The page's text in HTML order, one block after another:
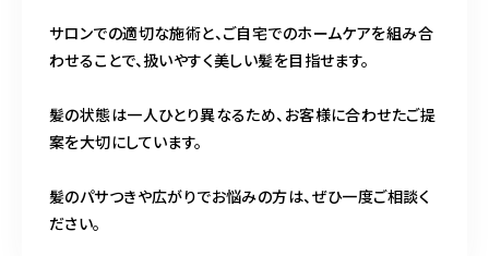
サロンでの適切な施術と、ご自宅でのホームケアを組み合
わせることで、扱いやすく美しい髪を目指せます。
髪の状態は一人ひとり異なるため、お客様に合わせたご提
案を大切にしています。
髪のパサつきや広がりでお悩みの方は、ぜひ一度ご相談く
ださい。